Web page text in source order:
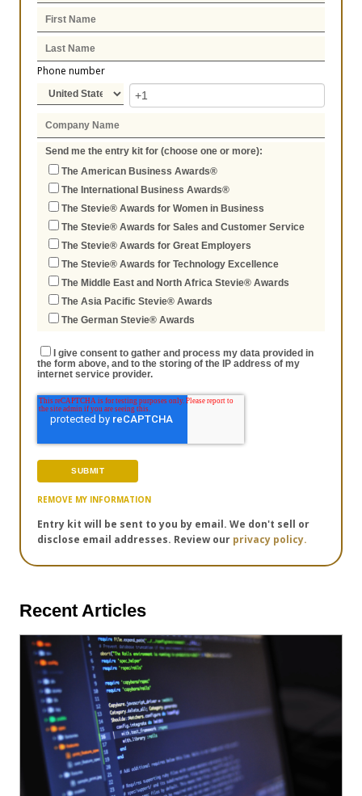
Phone number
Send me the entry kit for (choose one or more):
The American Business Awards®
The International Business Awards®
The Stevie® Awards for Women in Business
The Stevie® Awards for Sales and Customer Service
The Stevie® Awards for Great Employers
The Stevie® Awards for Technology Excellence
The Middle East and North Africa Stevie® Awards
The Asia Pacific Stevie® Awards
The German Stevie® Awards
I give consent to gather and process my data provided in
the form above, and to the storing of the IP address of my
internet service provider.
REMOVE MY INFORMATION
Entry kit will be sent to you by email. We don't sell or
disclose email addresses. Review our privacy policy.
Recent Articles